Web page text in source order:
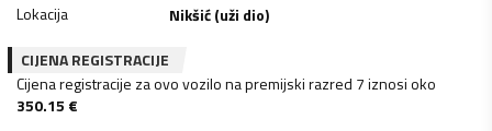
Lokacija
Nikšić (uži dio)
CIJENA REGISTRACIJE
Cijena registracije za ovo vozilo na premijski razred 7 iznosi oko
350.15 €